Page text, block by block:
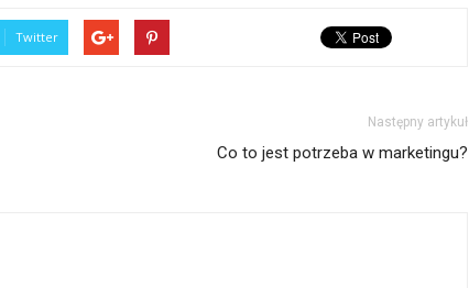
Twitter
Następny artykuł
Co to jest potrzeba w marketingu?